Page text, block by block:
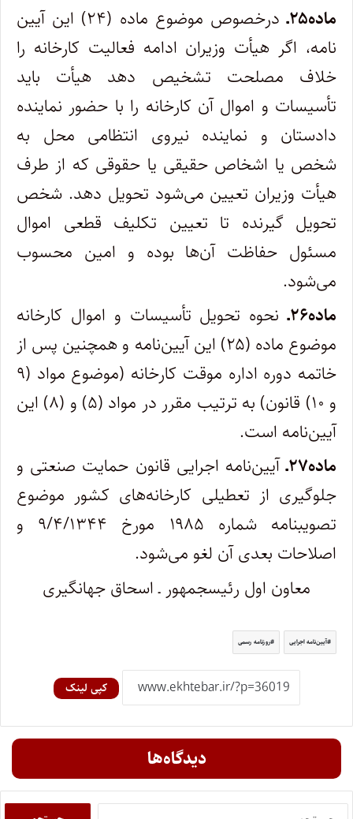
ماده۲۵ـ
درخصوص موضوع ماده (۲۴) این آیین­‌
نامه، اگر هیأت وزیران ادامه فعالیت کارخانه را
خلاف مصلحت تشخیص دهد هیأت باید
تأسیسات و اموال آن کارخانه را با حضور نماینده
دادستان و نماینده نیروی انتظامی محل به
شخص یا اشخاص حقیقی یا حقوقی که از طرف
هیأت وزیران تعیین می‌شود تحویل دهد. شخص
تحویل گیرنده تا تعیین تکلیف قطعی اموال
مسئول حفاظت آن‌ها بوده و امین محسوب
می‌شود.
ماده۲۶ـ
نحوه تحویل تأسیسات و اموال کارخانه
موضوع ماده (۲۵) این آیین‌نامه و همچنین پس از
خاتمه دوره اداره موقت کارخانه (موضوع مواد (۹
و ۱۰) قانون) به ترتیب مقرر در مواد (۵) و (۸) این
آیین‌نامه است.
ماده۲۷ـ
آیین‌نامه اجرایی قانون حمایت صنعتی و
جلوگیری از تعطیلی کارخانه‌های کشور موضوع
تصویب­نامه شماره ۱۹۸۵ مورخ ۹/۴/۱۳۴۴ و
اصلاحات بعدی آن لغو می‌شود.
معاون اول رئیس‎جمهور ـ اسحاق جهانگیری
آیين‌نامه اجرایی روزنامه رسمی
کپی لینک
دیدگاه‌ها